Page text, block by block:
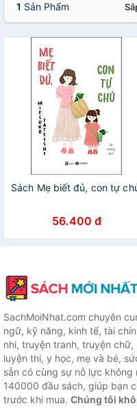
1 Sản Phẩm
Sách Mẹ biết đủ, con tự
56.400 đ
SachMoiNhat.com chuyên
ngữ, kỹ năng, kinh tế, tài
nhi, truyện tranh, truyện
luyện thi, y học, mẹ và bé,
sẵn có cùng sự nỗ lực
140000 đầu sách, giúp bạn
trước khi mua. Chúng tôi